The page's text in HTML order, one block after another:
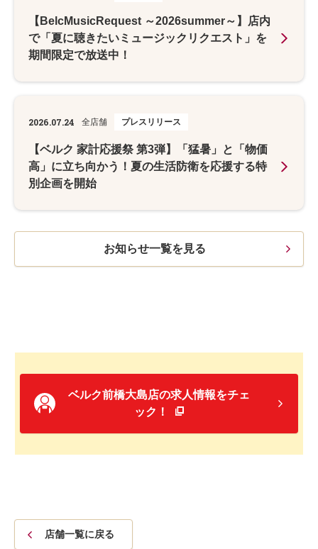
【BelcMusicRequest ～2026summer～】店内
で「夏に聴きたいミュージックリクエスト」を
期間限定で放送中！
2026.07.24 全店舗 プレスリリース
【ベルク 家計応援祭 第3弾】「猛暑」と「物価
高」に立ち向かう！夏の生活防衛を応援する特
別企画を開始
お知らせ一覧を見る
ベルク前橋大島店の求人情報をチェ
ック！
店舗一覧に戻る